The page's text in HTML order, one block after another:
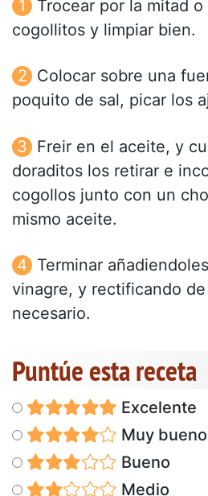
Trocear por la mitad
cogollitos y limpiar bien.
Colocar sobre una
poquito de sal, picar los
Freir en el aceite, y
doraditos los retirar e
cogollos junto con un
mismo aceite.
Terminar
vinagre, y rectificando
necesario.
Puntúe esta receta
Excelente
Muy bueno
Bueno
Medio